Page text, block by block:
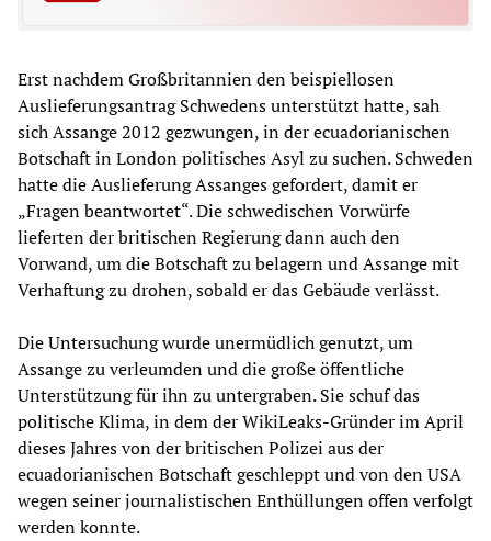
Erst nachdem Großbritannien den beispiellosen
Auslieferungsantrag Schwedens unterstützt hatte, sah
sich Assange 2012 gezwungen, in der ecuadorianischen
Botschaft in London politisches Asyl zu suchen. Schweden
hatte die Auslieferung Assanges gefordert, damit er
„Fragen beantwortet“. Die schwedischen Vorwürfe
lieferten der britischen Regierung dann auch den
Vorwand, um die Botschaft zu belagern und Assange mit
Verhaftung zu drohen, sobald er das Gebäude verlässt.
Die Untersuchung wurde unermüdlich genutzt, um
Assange zu verleumden und die große öffentliche
Unterstützung für ihn zu untergraben. Sie schuf das
politische Klima, in dem der WikiLeaks-Gründer im April
dieses Jahres von der britischen Polizei aus der
ecuadorianischen Botschaft geschleppt und von den USA
wegen seiner journalistischen Enthüllungen offen verfolgt
werden konnte.